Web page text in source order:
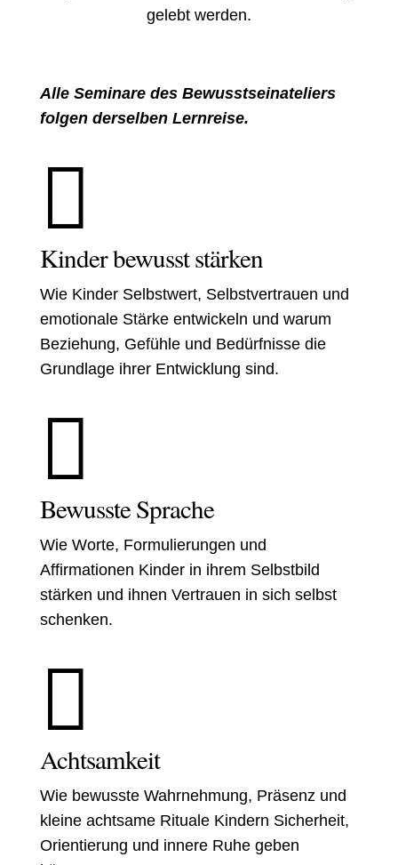
gelebt werden.
Alle Seminare des Bewusstseinateliers
folgen derselben Lernreise.

Kinder bewusst stärken
Wie Kinder Selbstwert, Selbstvertrauen und
emotionale Stärke entwickeln und warum
Beziehung, Gefühle und Bedürfnisse die
Grundlage ihrer Entwicklung sind.

Bewusste Sprache
Wie Worte, Formulierungen und
Affirmationen Kinder in ihrem Selbstbild
stärken und ihnen Vertrauen in sich selbst
schenken.

Achtsamkeit
Wie bewusste Wahrnehmung, Präsenz und
kleine achtsame Rituale Kindern Sicherheit,
Orientierung und innere Ruhe geben